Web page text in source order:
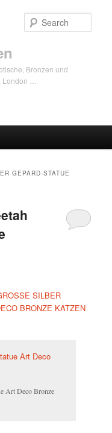
Bronzen und
…
GEPARD-STATUE
SILBER
BRONZE KATZEN
Art Deco Bronze